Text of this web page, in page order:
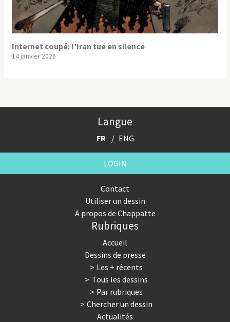
Internet coupé: l’Iran tue en silence
14 janvier 2026
Langue
FR ENG
LOGIN
Contact
Utiliser un dessin
A propos de Chappatte
Rubriques
Accueil
Dessins de presse
Les + récents
Tous les dessins
Par rubriques
Chercher un dessin
Actualités